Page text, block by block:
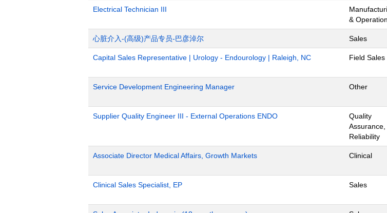
Electrical Technician III
&
心脏介入-(高级)产品专员-巴彦淖尔 Sales
Capital Sales Representative | Urology - Endourology | Raleigh, NC Field Sales
Service Development Engineering Manager Other
Supplier Quality Engineer III - External Operations ENDO
Quality
Assurance,
Reliability
Associate Director Medical Affairs, Growth Markets Clinical
Clinical Sales Specialist, EP Sales